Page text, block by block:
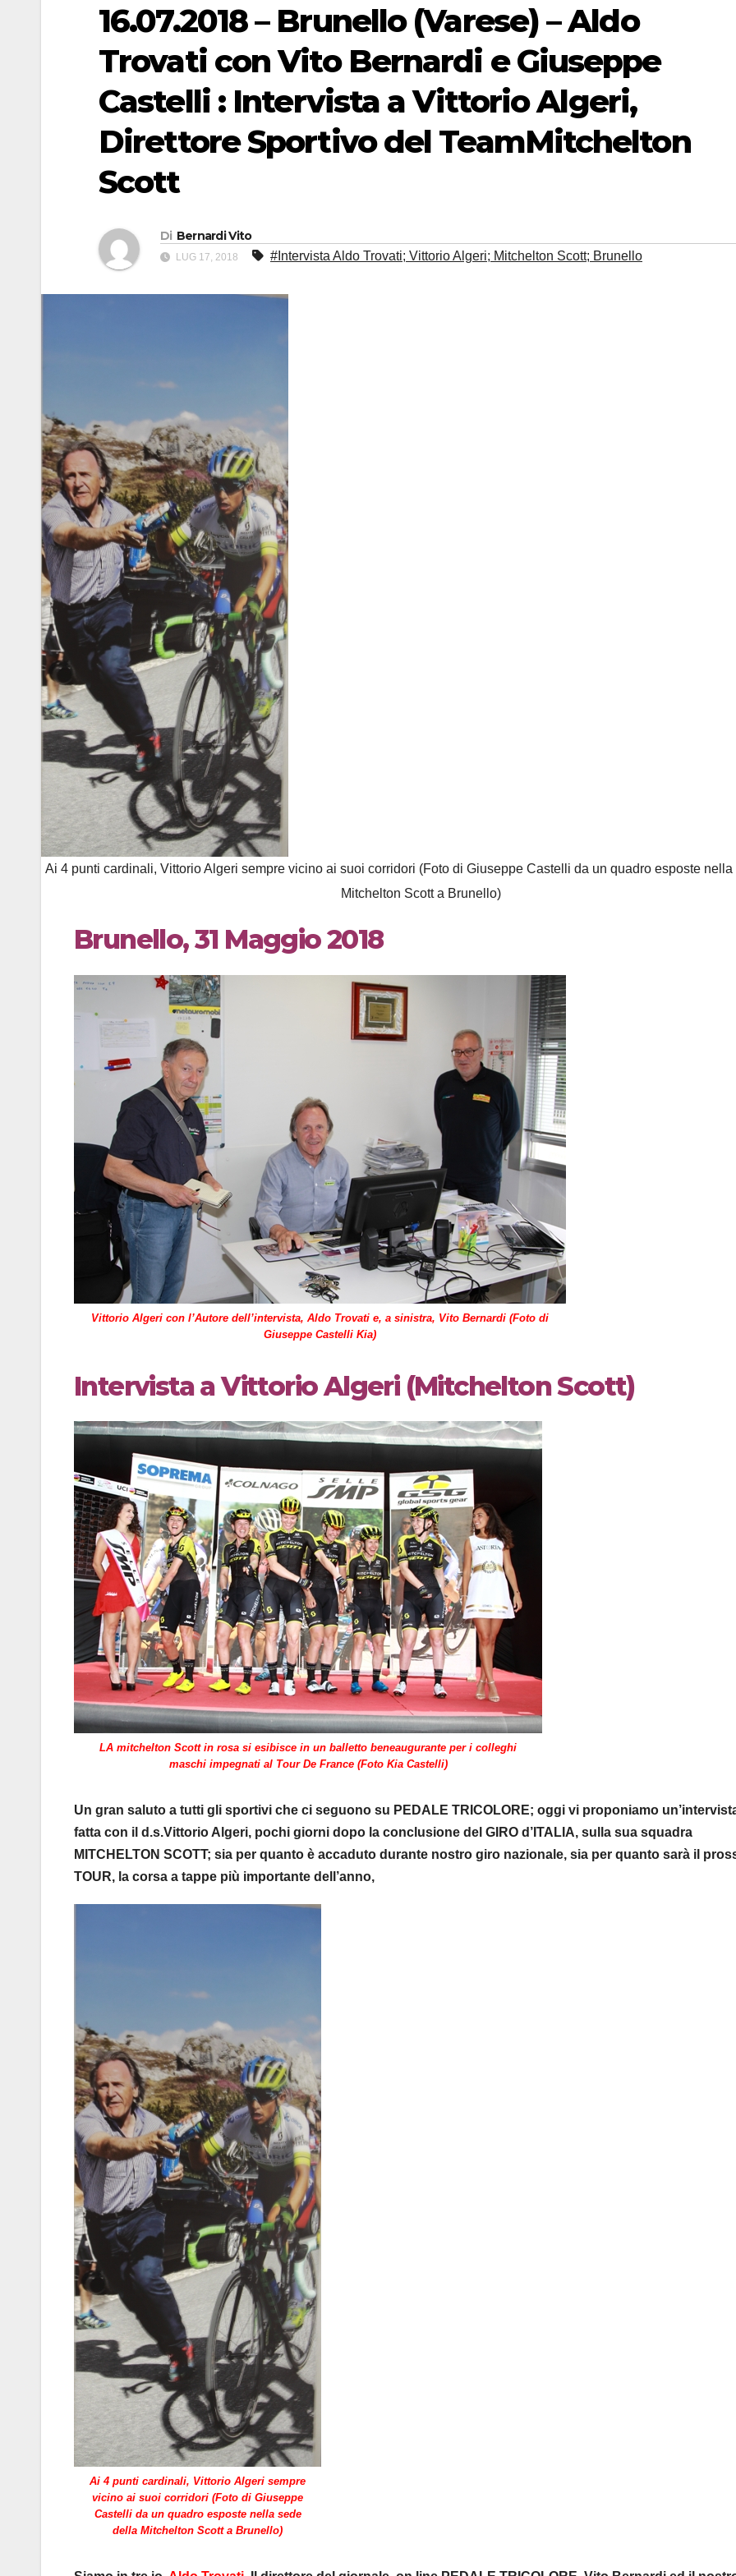
16.07.2018 – Brunello (Varese) – Aldo
Trovati con Vito Bernardi e Giuseppe
Castelli : Intervista a Vittorio Algeri,
Direttore Sportivo del TeamMitchelton
Scott
Di Bernardi Vito
LUG 17, 2018 #Intervista Aldo Trovati; Vittorio Algeri; Mitchelton Scott; Brunello
Ai 4 punti cardinali, Vittorio Algeri sempre vicino ai suoi corridori (Foto di Giuseppe Castelli da un quadro esposte
Mitchelton Scott a Brunello)
Brunello, 31 Maggio 2018
Vittorio Algeri con l’Autore dell’intervista, Aldo Trovati e, a sinistra, Vito Bernardi (Foto di
Giuseppe Castelli Kia)
Intervista a Vittorio Algeri (Mitchelton Scott)
LA mitchelton Scott in rosa si esibisce in un balletto beneaugurante per i colleghi
maschi impegnati al Tour De France (Foto Kia Castelli)
Un gran saluto a tutti gli sportivi che ci seguono su PEDALE TRICOLORE; oggi vi proponiamo
fatta con il d.s.Vittorio Algeri, pochi giorni dopo la conclusione del GIRO d’ITALIA, sulla sua squadra
MITCHELTON SCOTT; sia per quanto è accaduto durante nostro giro nazionale, sia per quanto sarà il
TOUR, la corsa a tappe più importante dell’anno,
Ai 4 punti cardinali, Vittorio Algeri sempre
vicino ai suoi corridori (Foto di Giuseppe
Castelli da un quadro esposte nella sede
della Mitchelton Scott a Brunello)